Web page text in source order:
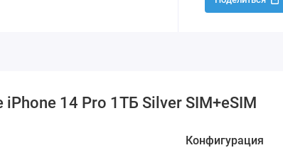
iPhone 14 Pro 1ТБ Silver SIM+eSIM
Конфигурация